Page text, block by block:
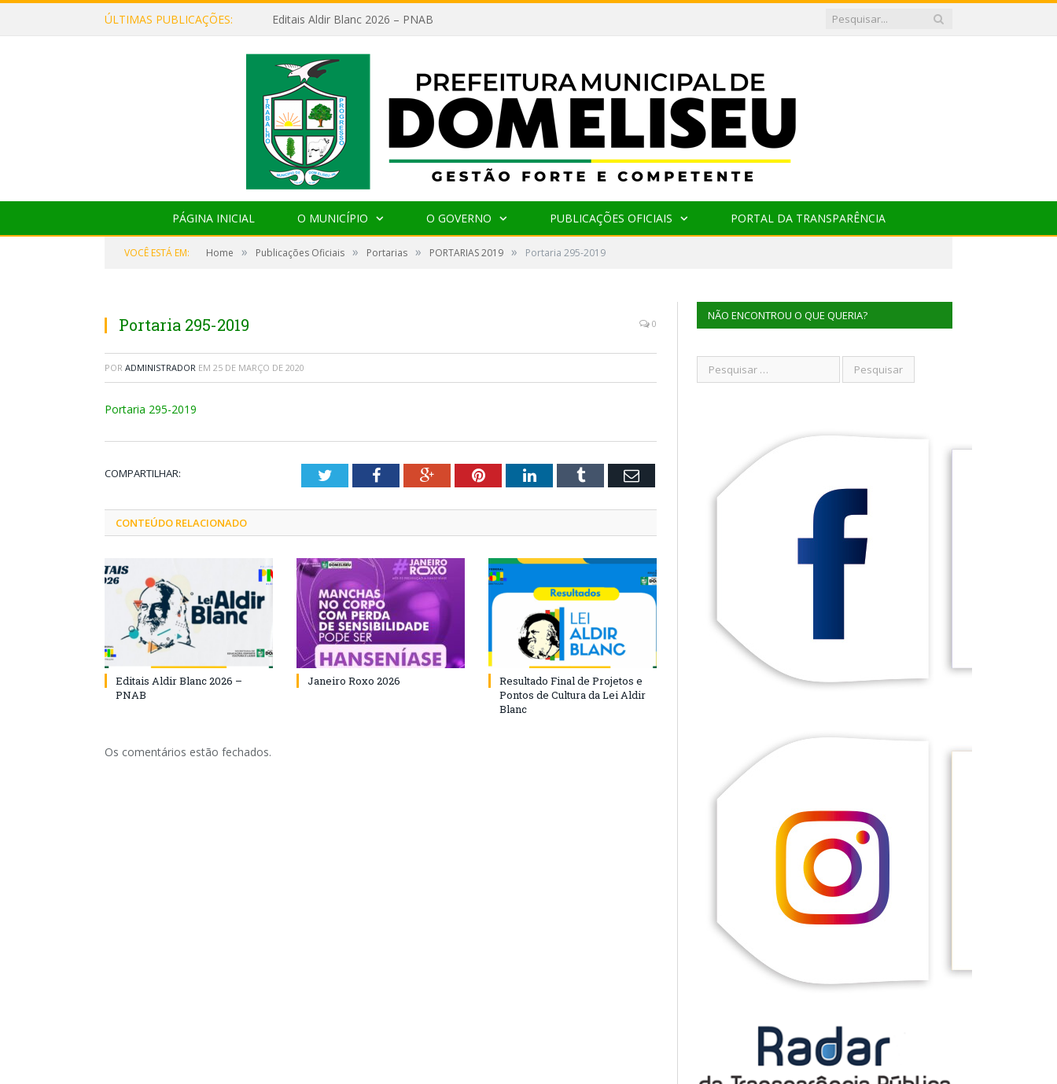
ÚLTIMAS PUBLICAÇÕES: Editais Aldir Blanc 2026 – PNAB
PÁGINA INICIAL O MUNICÍPIO O GOVERNO PUBLICAÇÕES OFICIAIS PORTAL DA TRANSPARÊNCIA
VOCÊ ESTÁ EM: Home » Publicações Oficiais » Portarias » PORTARIAS 2019 » Portaria 295-2019
Portaria 295-2019 0
POR ADMINISTRADOR EM 25 DE MARÇO DE 2020
Portaria 295-2019
COMPARTILHAR: TwitterFacebookGoogle+PinterestLinkedInTumblr Email
CONTEÚDO RELACIONADO
Editais Aldir Blanc 2026 –
PNAB
Janeiro Roxo 2026
Resultado Final de Projetos e
Pontos de Cultura da Lei Aldir
Blanc
Os comentários estão fechados.
NÃO ENCONTROU O QUE QUERIA?